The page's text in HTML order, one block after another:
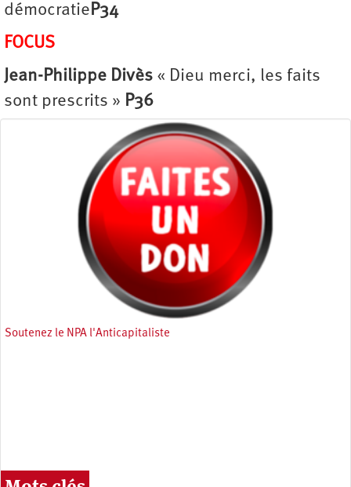
démocratieP34
FOCUS
Jean-Philippe Divès « Dieu merci, les faits
sont prescrits » P36
Soutenez le NPA l'Anticapitaliste